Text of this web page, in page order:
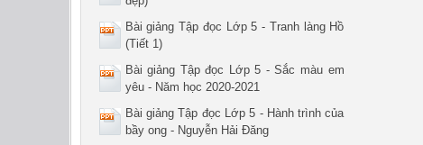
Bài giảng Tập đọc Lớp 5 - Tranh làng Hồ
(Tiết 1)
Bài giảng Tập đọc Lớp 5 - Sắc màu em
yêu - Năm học 2020-2021
Bài giảng Tập đọc Lớp 5 - Hành trình của
bầy ong - Nguyễn Hải Đăng